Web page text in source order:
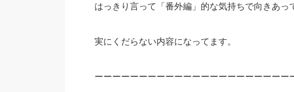
はっきり言って「番外編」的な気持ちで向きあっ
実にくだらない内容になってます。
ーーーーーーーーーーーーーーーーーーーーーー